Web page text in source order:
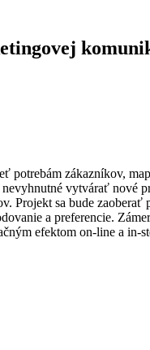
potrebám zákazníkov,
vytvárať
Projekt sa bude
a preferencie.
efektom on-line a